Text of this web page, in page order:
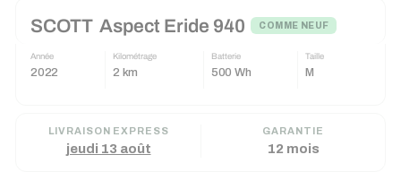
contenuSCOTT Aspect Eride 940 COMME NEUF
Année
2022
Kilométrage
2 km
Batterie
500 Wh
Taille
M
LIVRAISON EXPRESS
jeudi 13 août
GARANTIE
12 mois